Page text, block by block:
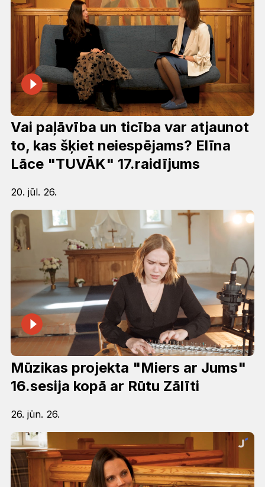
Vai paļāvība un ticība var atjaunot
to, kas šķiet neiespējams? Elīna
Lāce "TUVĀK" 17.raidījums
20. jūl. 26.
Mūzikas projekta "Miers ar Jums"
16.sesija kopā ar Rūtu Zālīti
26. jūn. 26.